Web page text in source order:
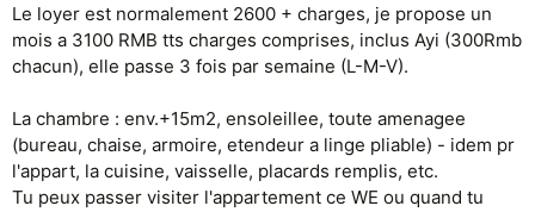
Le loyer est normalement 2600 + charges, je propose un
mois a 3100 RMB tts charges comprises, inclus Ayi (300Rmb
chacun), elle passe 3 fois par semaine (L-M-V).
La chambre : env.+15m2, ensoleillee, toute amenagee
(bureau, chaise, armoire, etendeur a linge pliable) - idem pr
l'appart, la cuisine, vaisselle, placards remplis, etc.
Tu peux passer visiter l'appartement ce WE ou quand tu